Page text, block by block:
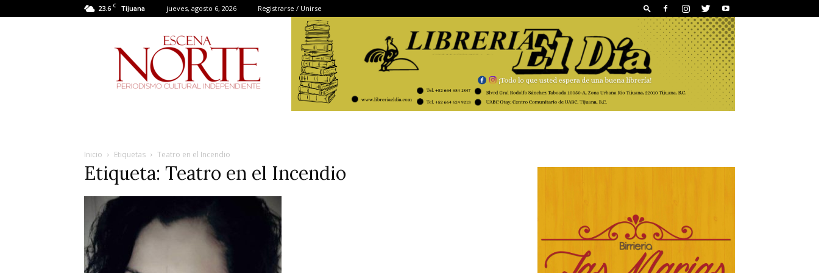
23.6 C Tijuana jueves, agosto 6, 2026 Registrarse / Unirse
Norte
Inicio Etiquetas Teatro en el Incendio
Etiqueta: Teatro en el Incendio